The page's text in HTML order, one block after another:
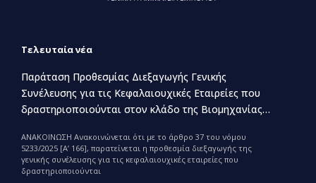
Τελευταία νέα
Παράταση Προθεσμίας Διεξαγωγής Γενικής
Συνέλευσης για τις Κεφαλαιουχικές Εταιρείες που
δραστηριοποιούνται στον κλάδο της Βιομηχανίας
ΑΝΑΚΟΙΝΩΣΗ Ανακοινώνεται ότι με το άρθρο 37 του νόμου
5233/2025 [Α’ 166], παρατείνεται η προθεσμία διεξαγωγής της
γενικής συνέλευσης για τις κεφαλαιουχικές εταιρείες που
δραστηριοποιούνται